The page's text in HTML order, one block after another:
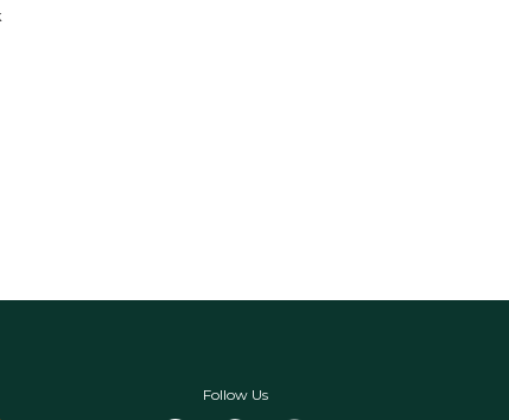
Follow Us